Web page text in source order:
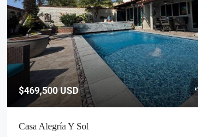
$469,500USD
Casa Alegría Y Sol